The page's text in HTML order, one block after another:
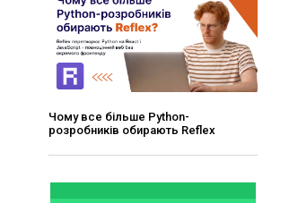
Чому все більше Python-
розробників обирають Reflex